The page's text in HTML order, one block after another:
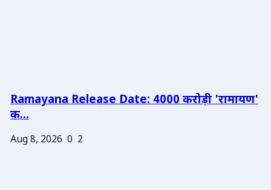
Ramayana Release Date: 4000 करोड़ी 'रामायण'
क...
Aug 8, 2026 0 2